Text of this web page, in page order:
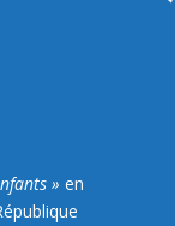
» en